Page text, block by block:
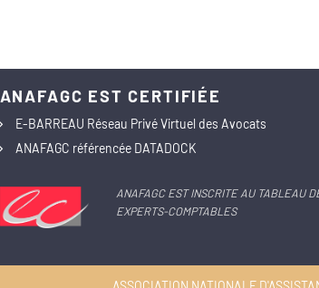
ANAFAGC EST CERTIFIÉE
E-BARREAU Réseau Privé Virtuel des Avocats
ANAFAGC référencée DATADOCK
ANAFAGC EST INSCRITE AU TABLEAU
EXPERTS-COMPTABLES